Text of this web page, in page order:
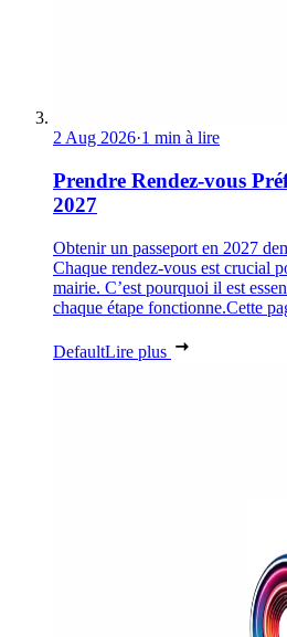
2 Aug 2026·1 min à lire
Prendre Rendez-vous
2027
Obtenir un passeport en 2027
Chaque rendez-vous est crucial
mairie. C’est pourquoi il est
chaque étape fonctionne.Cette
DefaultLire plus